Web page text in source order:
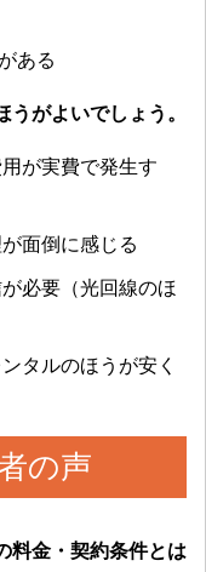
ある
がよいでしょう。
が実費で発生す
面倒に感じる
必要（光回線のほ
タルのほうが安く
の声
料金・契約条件とは